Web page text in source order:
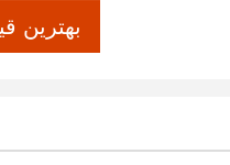
بهترین